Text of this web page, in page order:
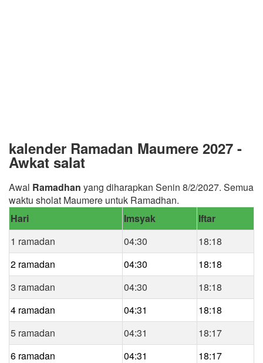
kalender Ramadan Maumere 2027 -
Awkat salat
Awal Ramadhan yang diharapkan Senin 8/2/2027. Semua
waktu sholat Maumere untuk Ramadhan.
Hari
Imsyak
Iftar
1 ramadan
04:30
18:18
2 ramadan
04:30
18:18
3 ramadan
04:30
18:18
4 ramadan
04:31
18:18
5 ramadan
04:31
18:17
6 ramadan
04:31
18:17